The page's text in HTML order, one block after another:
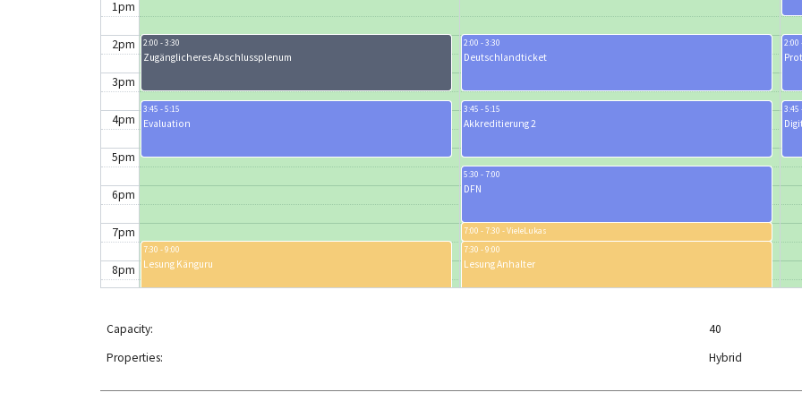
1pm
2pm
3pm
4pm
5pm
6pm
7pm
8pm
2:00 - 3:30
Zugänglicheres Abschlussplenum
3:45 - 5:15
Evaluation
7:30 - 9:00
Lesung Känguru
2:00 - 3:30
Deutschlandticket
3:45 - 5:15
Akkreditierung 2
5:30 - 7:00
DFN
7:00 - 7:30
VieleLukas
7:30 - 9:00
Lesung Anhalter
2:00
3:45
Capacity:
40
Properties:
Hybrid